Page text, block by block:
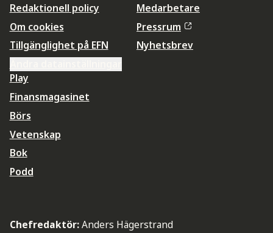
Redaktionell policy
Om cookies
Tillgänglighet på EFN
Medarbetare
Pressrum
Nyhetsbrev
Play
Finansmagasinet
Börs
Vetenskap
Bok
Podd
Chefredaktör:Anders Hägerstrand